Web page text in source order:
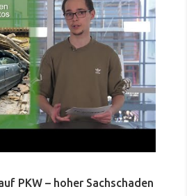
PKW – hoher Sachschaden